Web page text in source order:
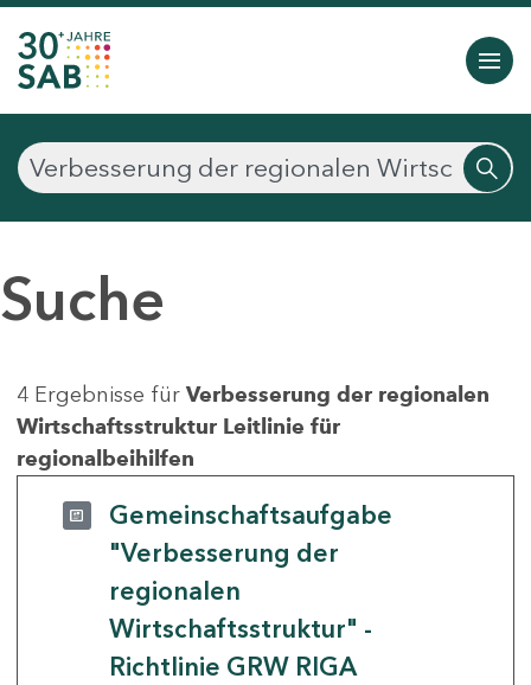
Suche
4 Ergebnisse für Verbesserung der regionalen
Wirtschaftsstruktur Leitlinie für
regionalbeihilfen
Gemeinschaftsaufgabe
"Verbesserung der
regionalen
Wirtschaftsstruktur" -
Richtlinie GRW RIGA